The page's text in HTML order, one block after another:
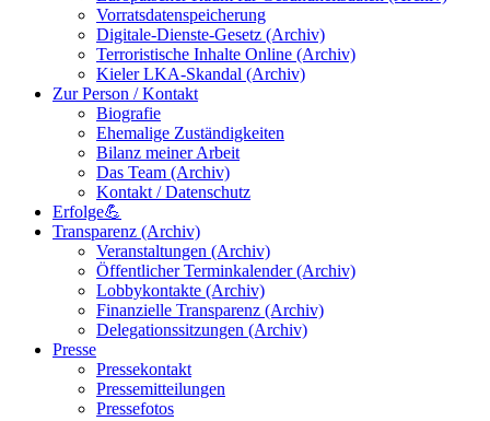
Vorratsdatenspeicherung
Digitale-Dienste-Gesetz (Archiv)
Terroristische Inhalte Online (Archiv)
Kieler LKA-Skandal (Archiv)
Zur Person / Kontakt
Biografie
Ehemalige Zuständigkeiten
Bilanz meiner Arbeit
Das Team (Archiv)
Kontakt / Datenschutz
Erfolge💪
Transparenz (Archiv)
Veranstaltungen (Archiv)
Öffentlicher Terminkalender (Archiv)
Lobbykontakte (Archiv)
Finanzielle Transparenz (Archiv)
Delegationssitzungen (Archiv)
Presse
Pressekontakt
Pressemitteilungen
Pressefotos